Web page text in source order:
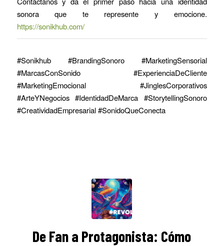
sonora que te represente y emocione.
https://sonikhub.com/
#Sonikhub #BrandingSonoro #MarketingSensorial
#MarcasConSonido #ExperienciaDeCliente
#MarketingEmocional #JinglesCorporativos
#ArteYNegocios #IdentidadDeMarca #StorytellingSonoro
#CreatividadEmpresarial #SonidoQueConecta
De Fan a Protagonista: Cómo